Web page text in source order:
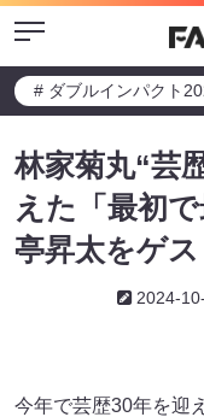
Menu
# ダブルインパクト
林家菊丸“芸
えた「最初
亭昇太をゲ
2024-
今年で芸歴30年を迎